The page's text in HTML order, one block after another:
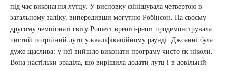
під час виконання лутцу. У висновку фінішувала четвертою в
загальному заліку, випередивши могутню Робінсон. На своєму
другому чемпіонаті світу Рошетт врешті-решт продемонструвала
чистий потрійний лутц у кваліфікаційному раунді. Джоанні була
дуже щаслива: у неї вийшло виконати програму чисто як ніколи.
Вона настільки зраділа, що вирішила додати лутц і в довільній